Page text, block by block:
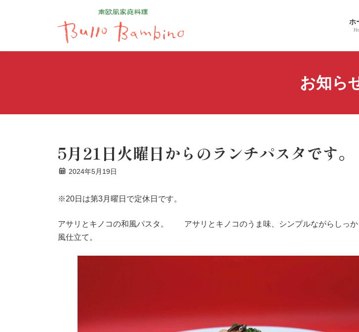
ホ
お知ら
5月21日火曜日からのランチパスタです。
2024年5月19日
※20日は第3月曜日で定休日です。
アサリとキノコの和風パスタ。 アサリとキノコのうま味、シンプルながらしっか
風仕立て。